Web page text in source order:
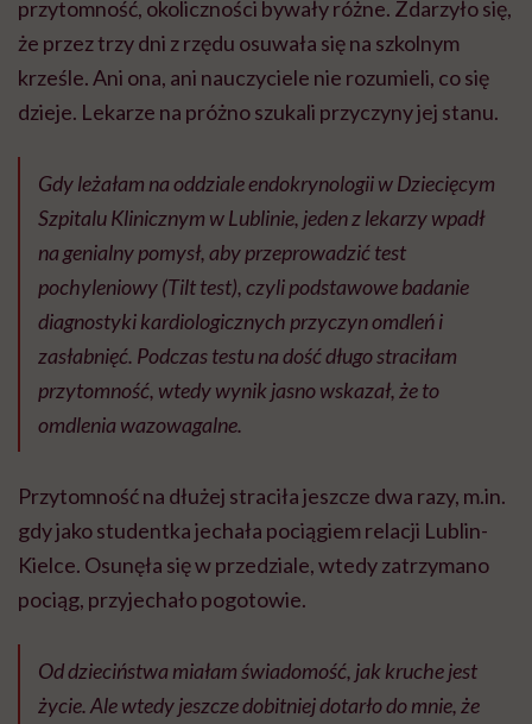
przytomność, okoliczności bywały różne. Zdarzyło się,
że przez trzy dni z rzędu osuwała się na szkolnym
krześle. Ani ona, ani nauczyciele nie rozumieli, co się
dzieje. Lekarze na próżno szukali przyczyny jej stanu.
Gdy leżałam na oddziale endokrynologii w Dziecięcym
Szpitalu Klinicznym w Lublinie, jeden z lekarzy wpadł
na genialny pomysł, aby przeprowadzić test
pochyleniowy (Tilt test), czyli podstawowe badanie
diagnostyki kardiologicznych przyczyn omdleń i
zasłabnięć. Podczas testu na dość długo straciłam
przytomność, wtedy wynik jasno wskazał, że to
omdlenia wazowagalne.
Przytomność na dłużej straciła jeszcze dwa razy, m.in.
gdy jako studentka jechała pociągiem relacji Lublin-
Kielce. Osunęła się w przedziale, wtedy zatrzymano
pociąg, przyjechało pogotowie.
Od dzieciństwa miałam świadomość, jak kruche jest
życie. Ale wtedy jeszcze dobitniej dotarło do mnie, że